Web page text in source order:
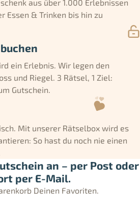
aus über 1.000 Erlebnissen
Essen & Trinken bis hin zu
ein Erlebnis. Wir legen den
und Riegel. 3 Rätsel, 1 Ziel:
Gutschein.
Mit unserer Rätselbox wird es
So hast du noch nie einen
an – per Post oder
per E-Mail.
Deinen Favoriten.